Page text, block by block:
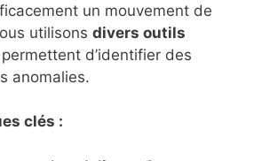
un mouvement de
utilisons divers outils
d’identifier des
anomalies.
clés :